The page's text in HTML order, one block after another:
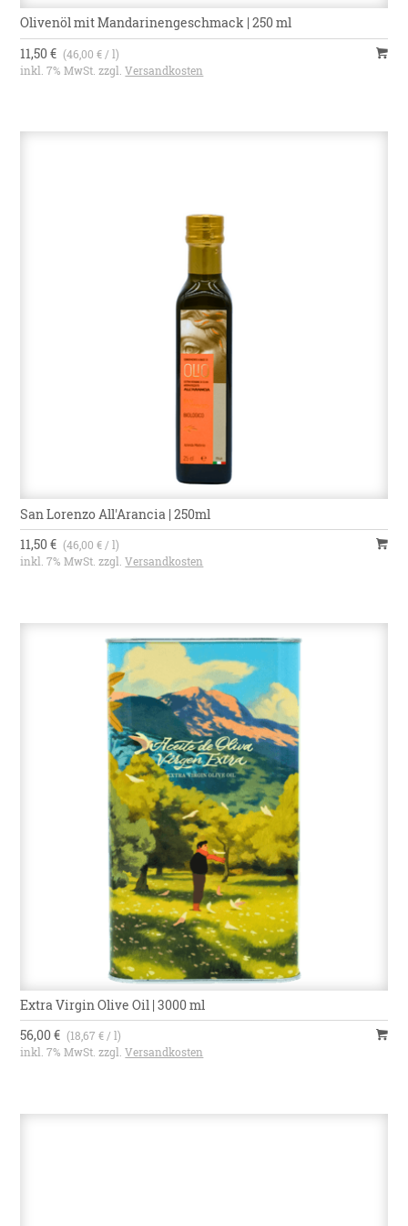
Olivenöl mit Mandarinengeschmack | 250 ml
11,50 € (46,00 € / l)
inkl. 7% MwSt. zzgl.Versandkosten
San Lorenzo All'Arancia | 250ml
11,50 € (46,00 € / l)
inkl. 7% MwSt. zzgl.Versandkosten
Extra Virgin Olive Oil | 3000 ml
56,00 € (18,67 € / l)
inkl. 7% MwSt. zzgl.Versandkosten